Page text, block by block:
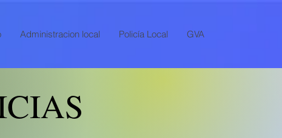
Administracion local Policía Local GVA